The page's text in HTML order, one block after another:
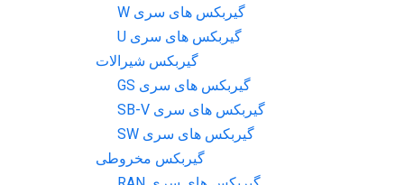
گیربکس های سری W
گیربکس های سری U
گیربکس شیرالات
گیربکس های سری GS
گیربکس های سری SB-V
گیربکس های سری SW
گیربکس مخروطی